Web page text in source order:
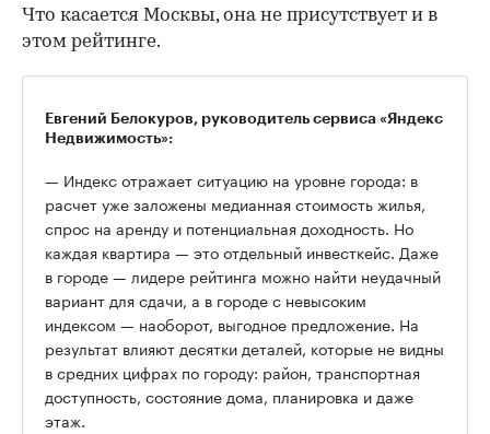
Что касается Москвы, она не присутствует и в
этом рейтинге.
Евгений Белокуров, руководитель сервиса «Яндекс
Недвижимость»:
— Индекс отражает ситуацию на уровне города: в
расчет уже заложены медианная стоимость жилья,
спрос на аренду и потенциальная доходность. Но
каждая квартира — это отдельный инвесткейс. Даже
в городе — лидере рейтинга можно найти неудачный
вариант для сдачи, а в городе с невысоким
индексом — наоборот, выгодное предложение. На
результат влияют десятки деталей, которые не видны
в средних цифрах по городу: район, транспортная
доступность, состояние дома, планировка и даже
этаж.